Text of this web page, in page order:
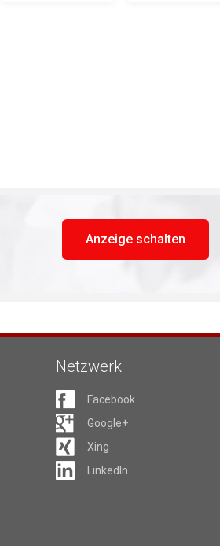
Anzeige schalten
Netzwerk
Facebook
Google+
Xing
LinkedIn